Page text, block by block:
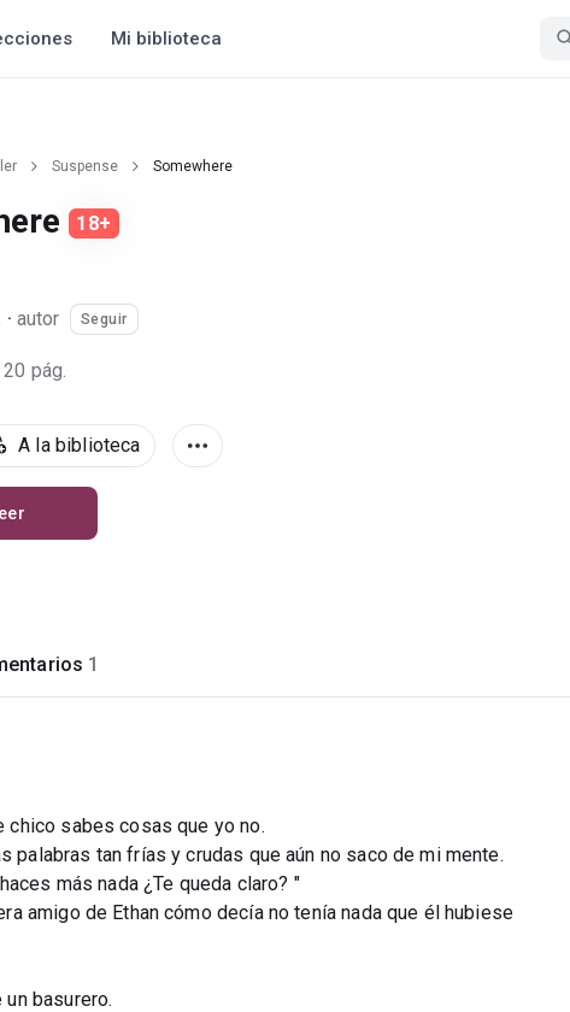
Mi biblioteca
Suspense Somewhere
18+
· autor Seguir
20 pág.
A la biblioteca
1
chico sabes cosas que yo no.
tan frías y crudas que aún no saco de mi mente.
más nada ¿Te queda claro? "
amigo de Ethan cómo decía no tenía nada que él hubiese
basurero.